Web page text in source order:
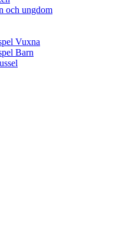
och ungdom
Vuxna
Barn